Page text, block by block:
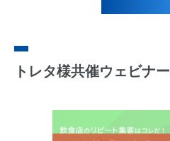
トレタ様共催ウェビナー